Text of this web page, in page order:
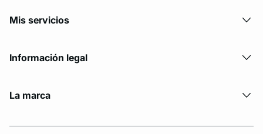
Mis servicios
Información legal
La marca